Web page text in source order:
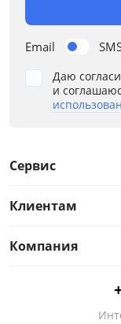
Высота, см
Email
Даю
и
Сервис
Клиентам
Компания